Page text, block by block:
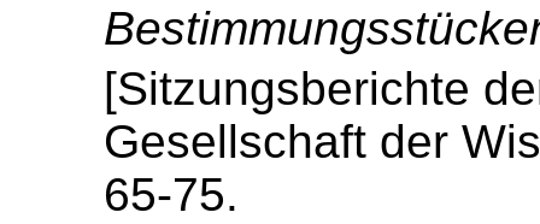
[Sitzungsberichte
Gesellschaft der
65-75.